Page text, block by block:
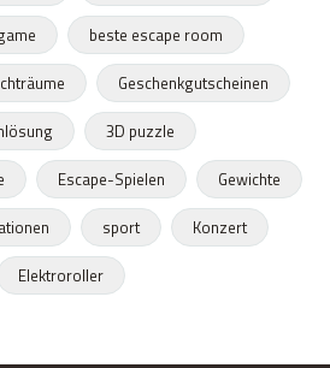
beste escape room
Geschenkgutscheinen
3D puzzle
Escape-Spielen
Gewichte
sport
Konzert
Elektroroller